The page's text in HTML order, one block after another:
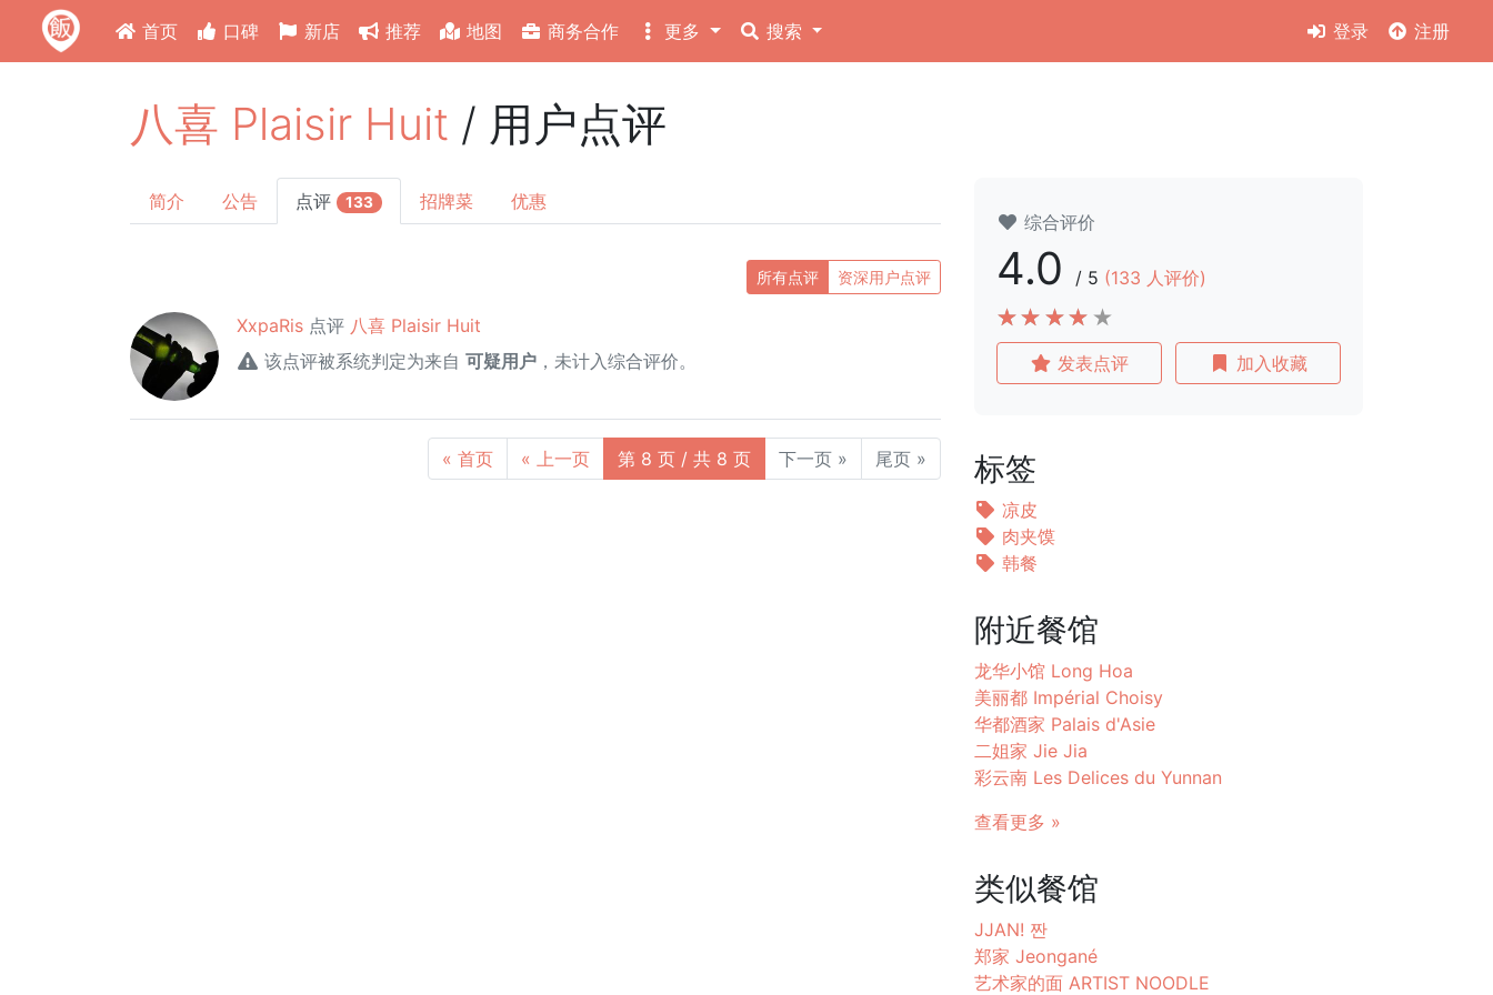
首页 口碑 新店 推荐 地图 商务合作 更多 搜索 登录 注册
八喜 Plaisir Huit / 用户点评
简介 公告 点评 133 招牌菜 优惠
所有点评 资深用户点评
XxpaRis 点评 八喜 Plaisir Huit
该点评被系统判定为来自 可疑用户 ，未计入综合评价。
« 首页 « 上一页 第 8 页 / 共 8 页 下一页 » 尾页 »
综合评价
4.0 / 5 (133 人评价)
发表点评 加入收藏
标签
凉皮
肉夹馍
韩餐
附近餐馆
龙华小馆 Long Hoa
美丽都 Impérial Choisy
华都酒家 Palais d'Asie
二姐家 Jie Jia
彩云南 Les Delices du Yunnan
查看更多 »
类似餐馆
JJAN! 짠
郑家 Jeongané
艺术家的面 ARTIST NOODLE